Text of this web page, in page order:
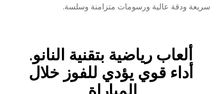
سريعة ودقة عالية ورسومات متزامنة وسلسة.
ألعاب رياضية بتقنية النانو.
أداء قوي يؤدي للفوز خلال